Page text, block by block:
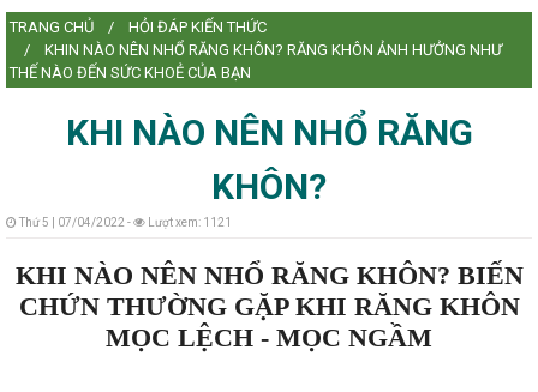
TRANG CHỦ
HỎI ĐÁP KIẾN THỨC
KHIN NÀO NÊN NHỔ RĂNG KHÔN? RĂNG KHÔN ẢNH HƯỞNG NHƯ
THẾ NÀO ĐẾN SỨC KHOẺ CỦA BẠN
KHI NÀO NÊN NHỔ RĂNG
KHÔN?
Thứ 5 | 07/04/2022 - Lượt xem: 1121
KHI NÀO NÊN NHỔ RĂNG KHÔN? BIẾN
CHỨN THƯỜNG GẶP KHI RĂNG KHÔN
MỌC LỆCH - MỌC NGẦM